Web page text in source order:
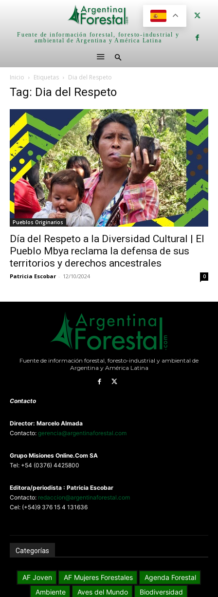
Fuente de información forestal, foresto-industrial y
ambiental de Argentina y América Latina
Inicio Etiquetas Dia del Respeto
Tag: Dia del Respeto
Pueblos Originarios
Día del Respeto a la Diversidad Cultural | El
Pueblo Mbya reclama la defensa de sus
territorios y derechos ancestrales
Patricia Escobar - 12/10/2024 0
Fuente de información forestal, foresto-industrial y ambiental de
Argentina y América Latina
Contacto
Director: Marcelo Almada
Contacto: gerencia@argentinaforestal.com
Grupo Misiones Online.Com SA
Tel: +54 (0376) 4425800
Editora/periodista : Patricia Escobar
Contacto: redaccion@argentinaforestal.com
Cel: (+54)9 376 15 4 131636
Categorías
AF Joven AF Mujeres Forestales
Agenda Forestal
Ambiente
Aves del Mundo
Biodiversidad